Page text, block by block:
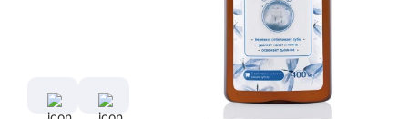
Фтор в
составе
нет
Объем
400
мл
Хлоргексидин
в составе
нет
нет